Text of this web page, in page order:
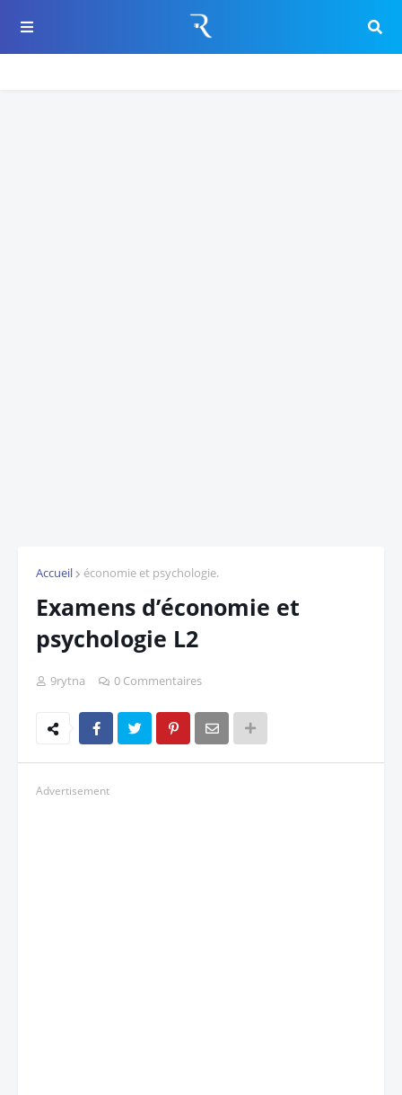
Accueil économie et psychologie.
Examens d’économie et
psychologie L2
9rytna 0 Commentaires
Advertisement